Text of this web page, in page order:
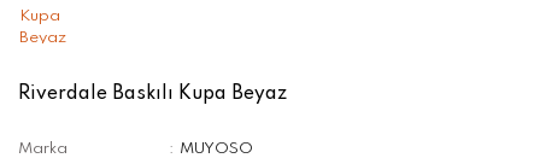
Riverdale Baskılı Kupa Beyaz
Marka
MUYOSO